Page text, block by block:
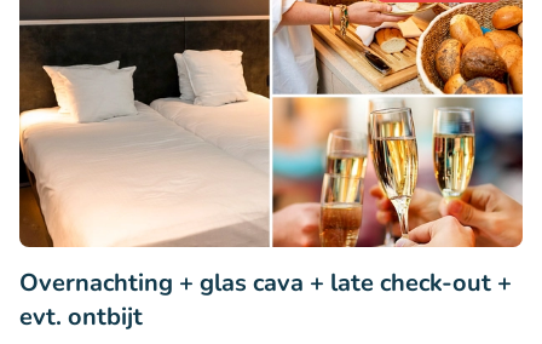
Overnachting + glas cava + late check-out +
evt. ontbijt